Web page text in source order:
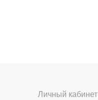
Личный кабинет